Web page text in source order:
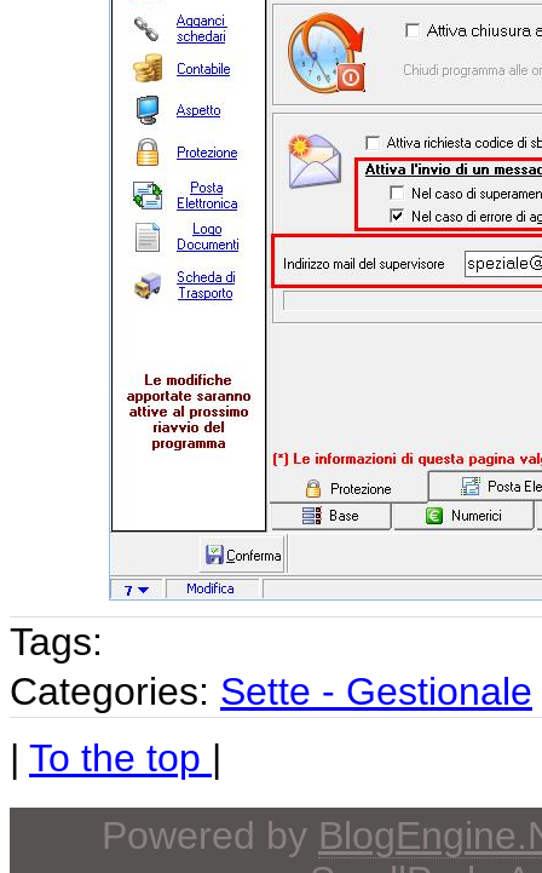
Tags:
Categories: Sette - Gestionale
| To the top |
Powered by